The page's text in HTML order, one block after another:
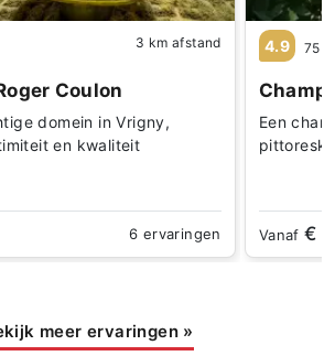
3 km afstand
Coulon
domein in Vrigny,
en kwaliteit
6 ervaringen
4.9 75
Een
Vanaf€
meer ervaringen »